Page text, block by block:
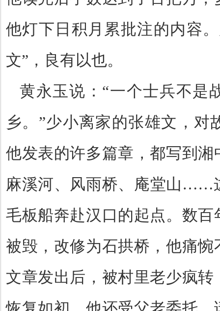
他灯下日积月累批注的内容
文”，良有以也。
黄永玉说： “一个士兵不是
乡。”少小离家的张雄文，对
他发表的许多篇章，都写到
麻溪河、风雨桥、庵堂山……
毛板船奔赴汉口的起点。数
被毁，改修为石拱桥，他痛
文章发出后，被村里老少疯